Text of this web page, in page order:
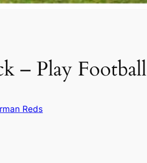
– Play Football
Reds